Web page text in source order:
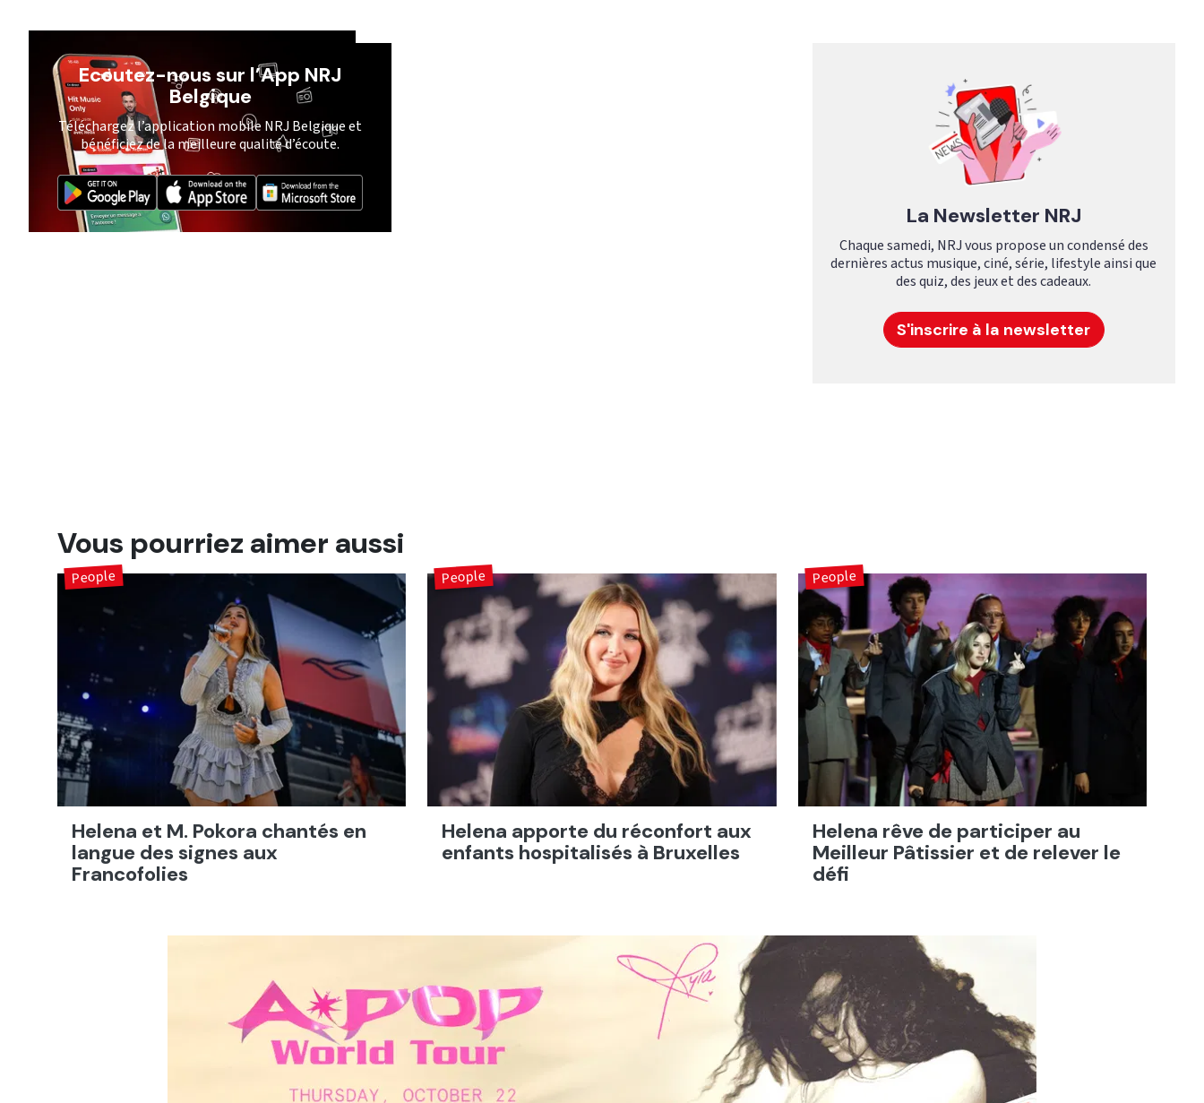
Ecoutez-nous sur l’App NRJ
Belgique
Téléchargez l’application mobile NRJ Belgique et
bénéficiez de la meilleure qualité d’écoute.
La Newsletter NRJ
Chaque samedi, NRJ vous propose un condensé des
dernières actus musique, ciné, série, lifestyle ainsi que
des quiz, des jeux et des cadeaux.
S'inscrire à la newsletter
Vous pourriez aimer aussi
Helena et M. Pokora chantés en
langue des signes aux
Francofolies
People
Helena apporte du réconfort aux
enfants hospitalisés à Bruxelles
People
Helena rêve de participer au
Meilleur Pâtissier et de relever le
défi
People